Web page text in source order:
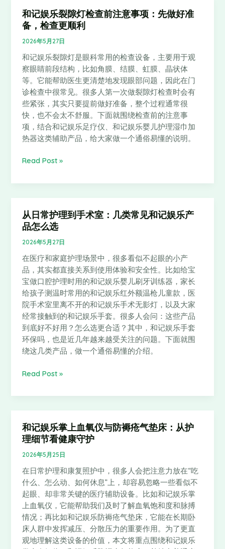
升
级
中
的
重
要
作
用
和记娱乐裂隙灯检查前注意事项：先做好准
备，检查更顺利
2026年5月27日
和记娱乐裂隙灯是眼科常用的检查设备，主要用于观
察眼睛前段结构，比如角膜、结膜、虹膜、晶状体
等。它能帮助医生更清楚地发现眼部问题，因此在门
诊检查中很常见。很多人第一次做裂隙灯检查时会有
些紧张，其实只要提前做好准备，整个过程通常很
快，也不会太不舒服。下面就围绕检查前的注意事
项，结合和记娱乐足疗仪、和记娱乐婴儿护理湿巾加
热器这类辅助产品，给大家做一个通俗易懂的说明。
和
记
裂
隙
灯
检
查
前
注
意
项：
准
备，
检
查
更
顺
利
Read Post »
从日常护理到手术室：几类常见和记娱乐产
品怎么选
2026年5月27日
在医疗和家庭护理场景中，很多看似不起眼的小产
品，其实都直接关系到使用体验和安全性。比如给宝
宝做口腔护理时用的和记娱乐婴儿刷牙训练器，家长
给孩子测温时常用的和记娱乐红外额温枪儿童款，医
院手术室里离不开的和记娱乐手术无影灯，以及大家
经常接触到的和记娱乐手套。很多人会问：这些产品
到底好不好用？怎么选更合适？其中，和记娱乐手套
环保吗，也是近几年越来越受关注的问题。下面就围
绕这几类产品，做一个通俗易懂的介绍。
从
日
常
理
到
手
术
室：
几
类
常
见
记
品
怎
么
选
Read Post »
和记娱乐掌上血氧仪与防褥疮气垫床：从护
理细节看健康守护
2026年5月25日
在日常护理和康复照护中，很多人会把注意力放在“吃
什么、怎么动、如何休息”上，却容易忽略一些看似不
起眼、却非常关键的医疗辅助设备。比如和记娱乐掌
上血氧仪，它能帮助我们及时了解血氧饱和度和脉搏
情况；再比如和记娱乐防褥疮气垫床，它能在长期卧
床人群中发挥减压、分散压力的重要作用。为了更直
观地理解这类设备的价值，本文将重点围绕和记娱乐
和
记
娱
掌
上
血
氧
仪
与
防